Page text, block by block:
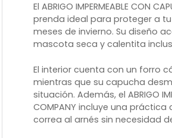
El ABRIGO IMPERMEABLE CON
prenda ideal para proteger a
meses de invierno. Su diseño
mascota seca y calentita
El interior cuenta con un forro
mientras que su capucha
situación. Además, el ABRIGO
COMPANY incluye una
correa al arnés sin necesidad